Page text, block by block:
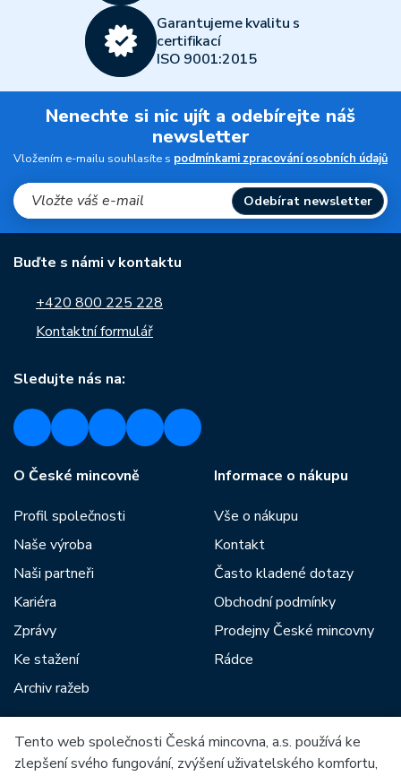
Garantujeme kvalitu s
certifikací
ISO 9001:2015
Nenechte si nic ujít a odebírejte náš
newsletter
Vložením e-mailu souhlasíte s podmínkami zpracování osobních údajů
Odebírat newsletter
Buďte s námi v kontaktu
+420 800 225 228
Kontaktní formulář
Sledujte nás na:
O České mincovně
Profil společnosti
Naše výroba
Naši partneři
Kariéra
Zprávy
Ke stažení
Archiv ražeb
Informace o nákupu
Vše o nákupu
Kontakt
Často kladené dotazy
Obchodní podmínky
Prodejny České mincovny
Rádce
Mezi naše partnery patří:
Tento web společnosti Česká mincovna, a.s. používá ke
zlepšení svého fungování, zvýšení uživatelského komfortu,